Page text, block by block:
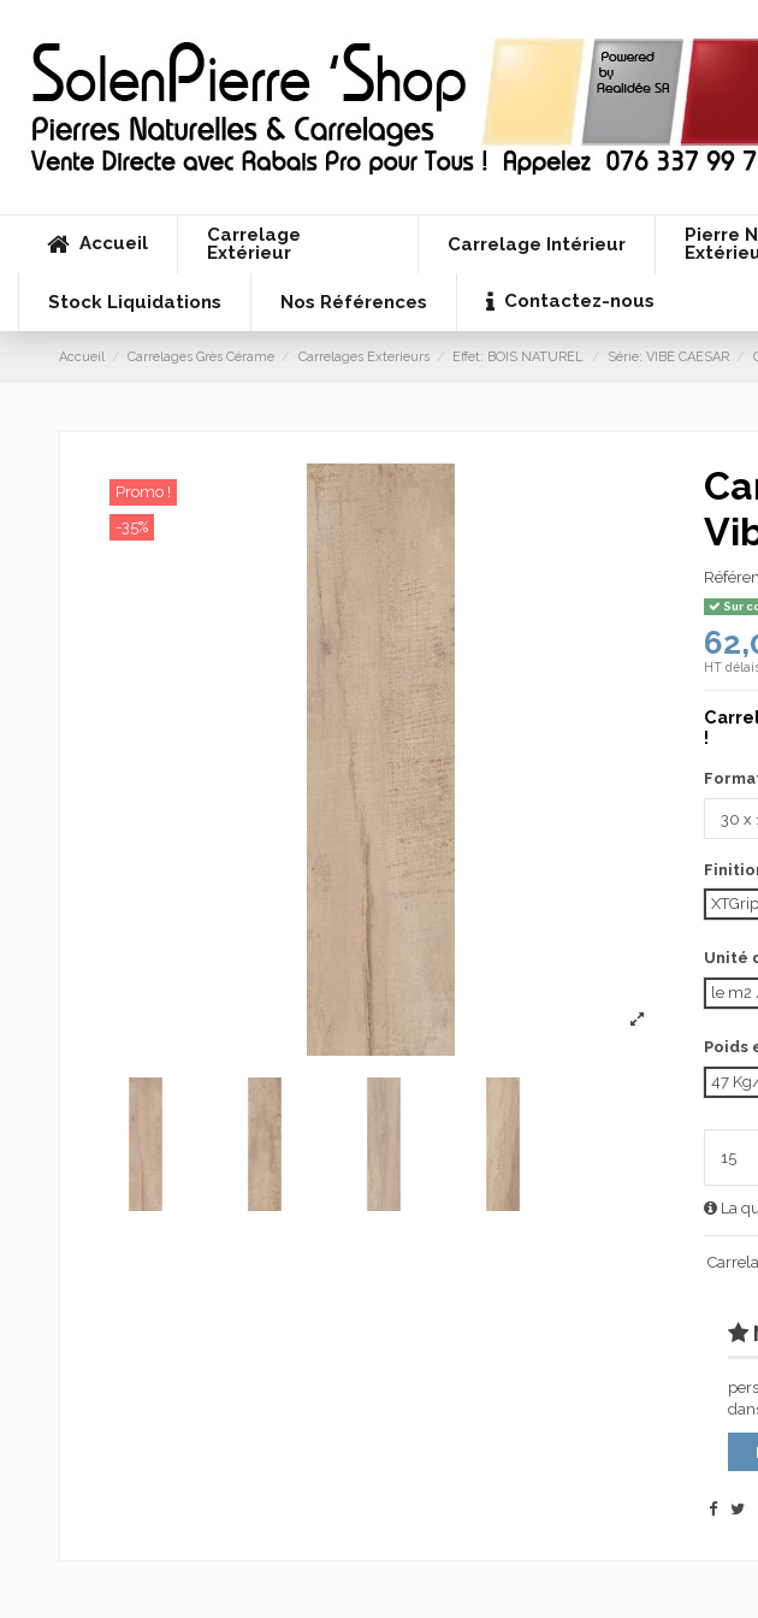
Accueil
Carrelage
Extérieur
Carrelage Intérieur
Pierre
Stock Liquidations
Nos Références Contactez-nous
Accueil Carrelages Grès Cérame Carrelages Exterieurs Effet: BOIS NATUREL Série: VIBE CAESAR
Promo !
-35%
Sur
HT
!
Unité
le
Poids
47
La